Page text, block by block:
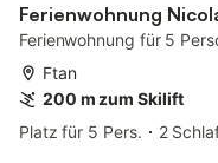
Ferienwohnung
Ferienwohnung für 5
Ftan
200 m zum Skilift
Platz für 5 Pers.
2